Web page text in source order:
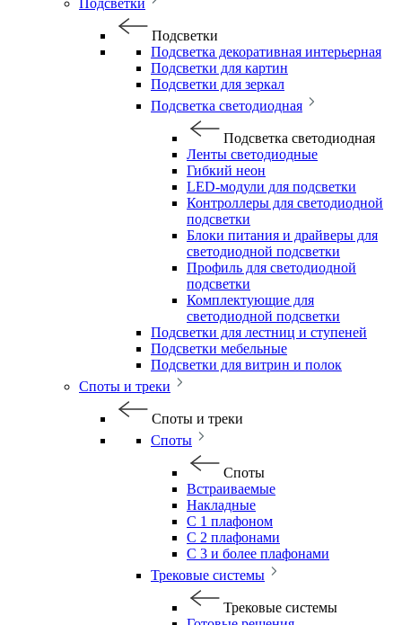
Подсветки
Подсветки
Подсветка декоративная интерьерная
Подсветки для картин
Подсветки для зеркал
Подсветка светодиодная
Подсветка светодиодная
Ленты светодиодные
Гибкий неон
LED-модули для подсветки
Контроллеры для светодиодной
подсветки
Блоки питания и драйверы для
светодиодной подсветки
Профиль для светодиодной
подсветки
Комплектующие для
светодиодной подсветки
Подсветки для лестниц и ступеней
Подсветки мебельные
Подсветки для витрин и полок
Споты и треки
Споты и треки
Споты
Споты
Встраиваемые
Накладные
С 1 плафоном
С 2 плафонами
С 3 и более плафонами
Трековые системы
Трековые системы